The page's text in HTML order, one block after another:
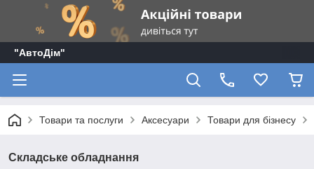
"АвтоДім"
Товари та послуги Аксесуари Товари для бізнесу
Складське обладнання